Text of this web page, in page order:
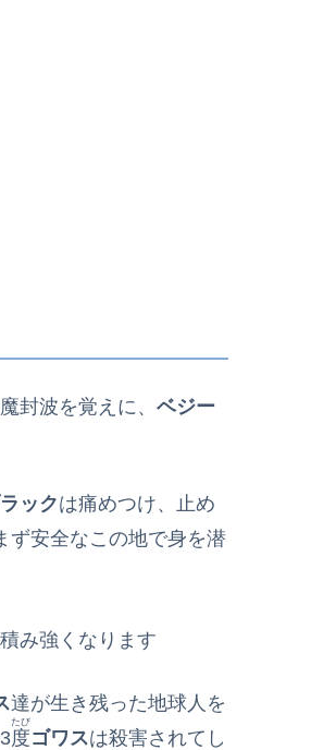
封波を覚えに、 ベジー
ックは痛めつけ、止め
ず安全なこの地で身を潜
み強くなります
達が生き残った地球人を
度
たび
ゴワスは殺害されてし